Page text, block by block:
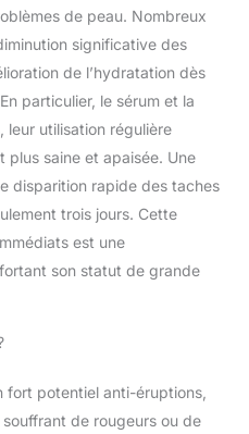
et protéger la
Puce 4 :
naturels -
avons créé un
végétalien et sans
envers les
soutenu par
dermatologues pour
les types de peau.
on le voit sur
et GQ – « Un
puissant. Avec
résultats durables. »
donne des
Il réduit les
et les
de peau. Nombreux
significative des
de l’hydratation dès
particulier, le sérum et la
leur utilisation régulière
plus saine et apaisée. Une
disparition rapide des taches
trois jours. Cette
est une
son statut de grande
fort potentiel anti-éruptions,
de rougeurs ou de